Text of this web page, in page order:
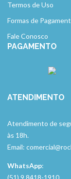
Termos de Uso
Formas de
Fale Conosco
PAGAMENTO
ATENDIMENTO
Atendimento de
às 18h.
Email:
WhatsApp:
(51) 9 8418-1910